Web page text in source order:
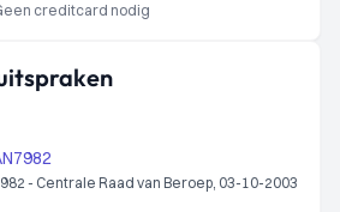
creditcard nodig
- Centrale Raad van Beroep, 03-10-2003